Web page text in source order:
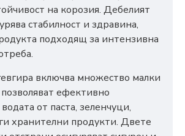
на корозия. Дебелият
стабилност и здравина,
подходящ за интензивна
включва множество малки
ефективно
от паста, зеленчуци,
хранителни продукти. Двете